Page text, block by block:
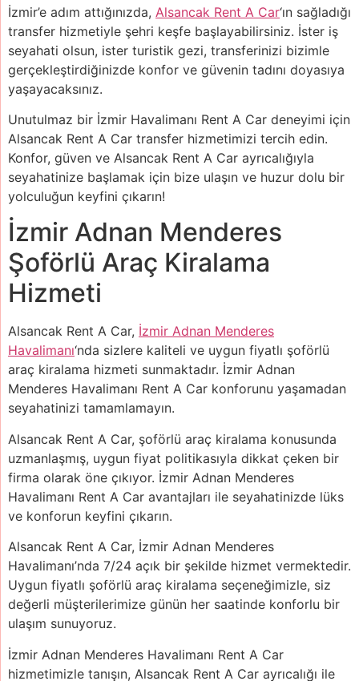
İzmir’e adım attığınızda, Alsancak Rent A Car‘ın sağladığı
transfer hizmetiyle şehri keşfe başlayabilirsiniz. İster iş
seyahati olsun, ister turistik gezi, transferinizi bizimle
gerçekleştirdiğinizde konfor ve güvenin tadını doyasıya
yaşayacaksınız.
Unutulmaz bir İzmir Havalimanı Rent A Car deneyimi için
Alsancak Rent A Car transfer hizmetimizi tercih edin.
Konfor, güven ve Alsancak Rent A Car ayrıcalığıyla
seyahatinize başlamak için bize ulaşın ve huzur dolu bir
yolculuğun keyfini çıkarın!
İzmir Adnan Menderes
Şoförlü Araç Kiralama
Hizmeti
Alsancak Rent A Car, İzmir Adnan Menderes
Havalimanı‘nda sizlere kaliteli ve uygun fiyatlı şoförlü
araç kiralama hizmeti sunmaktadır. İzmir Adnan
Menderes Havalimanı Rent A Car konforunu yaşamadan
seyahatinizi tamamlamayın.
Alsancak Rent A Car, şoförlü araç kiralama konusunda
uzmanlaşmış, uygun fiyat politikasıyla dikkat çeken bir
firma olarak öne çıkıyor. İzmir Adnan Menderes
Havalimanı Rent A Car avantajları ile seyahatinizde lüks
ve konforun keyfini çıkarın.
Alsancak Rent A Car, İzmir Adnan Menderes
Havalimanı’nda 7/24 açık bir şekilde hizmet vermektedir.
Uygun fiyatlı şoförlü araç kiralama seçeneğimizle, siz
değerli müşterilerimize günün her saatinde konforlu bir
ulaşım sunuyoruz.
İzmir Adnan Menderes Havalimanı Rent A Car
hizmetimizle tanışın, Alsancak Rent A Car ayrıcalığı ile